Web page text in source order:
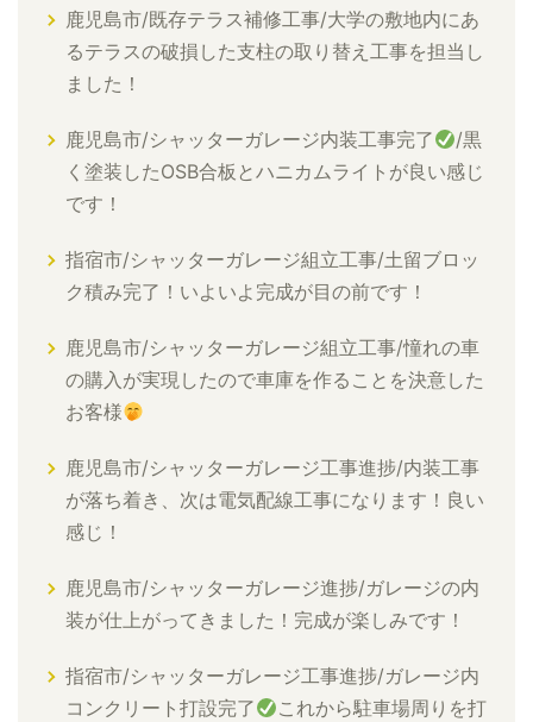
鹿児島市/既存テラス補修工事/大学の敷地内にあ
るテラスの破損した支柱の取り替え工事を担当し
ました！
鹿児島市/シャッターガレージ内装工事完了
/黒
く塗装したOSB合板とハニカムライトが良い感じ
です！
指宿市/シャッターガレージ組立工事/土留ブロッ
ク積み完了！いよいよ完成が目の前です！
鹿児島市/シャッターガレージ組立工事/憧れの車
の購入が実現したので車庫を作ることを決意した
お客様
鹿児島市/シャッターガレージ工事進捗/内装工事
が落ち着き、次は電気配線工事になります！良い
感じ！
鹿児島市/シャッターガレージ進捗/ガレージの内
装が仕上がってきました！完成が楽しみです！
指宿市/シャッターガレージ工事進捗/ガレージ内
コンクリート打設完了
これから駐車場周りを打